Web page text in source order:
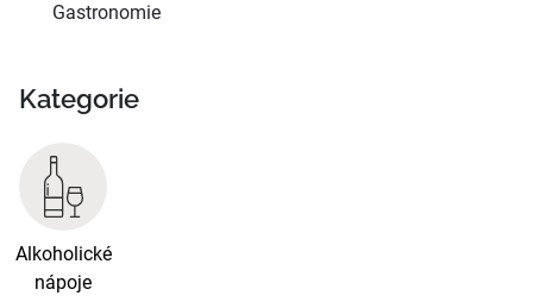
Gastronomie
Kategorie
Alkoholické
nápoje